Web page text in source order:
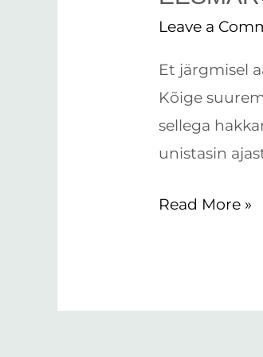
Leave a
Et järgmisel
Kõige
sellega
unistasin
aastaks
Read More »